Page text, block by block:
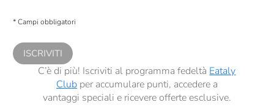
comunicazioni commerciali personalizzate, in caso di consenso prestato ai
* Campi obbligatori
ISCRIVITI
C’è di più! Iscriviti al programma fedeltà Eataly
Clubper accumulare punti, accedere a
vantaggi speciali e ricevere offerte esclusive.